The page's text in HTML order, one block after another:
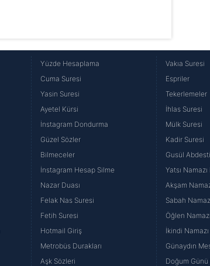
Yüzde Hesaplama
Cuma Suresi
Yasin Suresi
Ayetel Kürsi
İnstagram Dondurma
Güzel Sözler
Bilmeceler
İnstagram Hesap Silme
Nazar Duası
Felak Nas Suresi
Fetih Suresi
Hotmail Giriş
Metrobüs Durakları
Aşk Sözleri
Vakıa Suresi
Espriler
Tekerlemeler
İhlas Suresi
Mülk Suresi
Kadir Suresi
Gusül Abdesti
Yatsı Namazı
Akşam
Sabah
Öğlen
İkindi Namazı
Günaydın
Doğum Günü